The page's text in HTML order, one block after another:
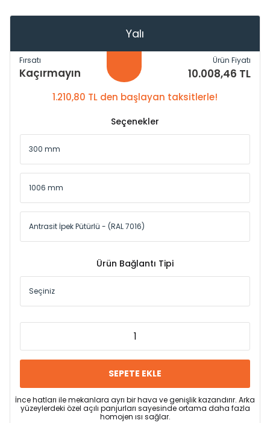
Yalı
Fırsatı
Kaçırmayın
Ürün Fiyatı
10.008,46 TL
1.210,80 TL den başlayan taksitlerle!
Seçenekler
Ürün Bağlantı Tipi
SEPETE EKLE
İnce hatları ile mekanlara ayrı bir hava ve genişlik kazandırır. Arka
yüzeylerdeki özel açılı panjurları sayesinde ortama daha fazla
homojen ısı sağlar.